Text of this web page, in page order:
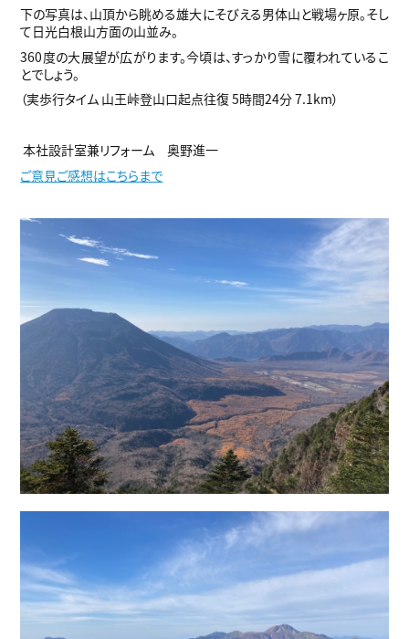
下の写真は、山頂から眺める雄大にそびえる男体山と戦場ヶ原。そし
て日光白根山方面の山並み。
360度の大展望が広がります。今頃は、すっかり雪に覆われているこ
とでしょう。
（実歩行タイム 山王峠登山口起点往復 5時間24分 7.1km）
本社設計室兼リフォーム 奥野進一
ご意見ご感想はこちらまで